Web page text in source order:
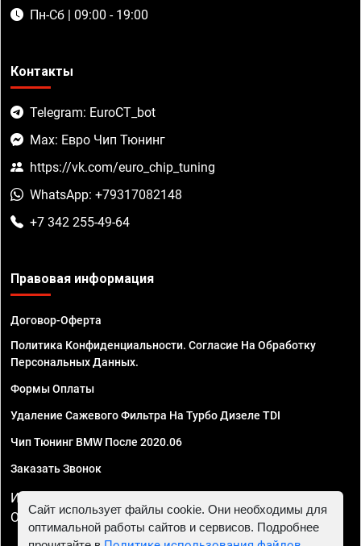
Пн-Сб | 09:00 - 19:00
Контакты
Telegram: EuroCT_bot
Max: Евро Чип Тюнинг
https://vk.com/euro_chip_tuning
WhatsApp: +79317082148
+7 342 255-49-64
Правовая информация
Договор-Оферта
Политика Конфиденциальности. Согласие На Обработку
Персональных Данных.
Формы Оплаты
Удаление Сажевого Фильтра На Турбо Дизеле TDI
Чип Тюнинг BMW После 2020.06
Заказать Звонок
ИП Смирнов Георгий Павлович. ИНН 781302555843,
ОГРНИП 324470400032610
Сайт использует файлы cookie. Они необходимы для
оптимальной работы сайтов и сервисов. Подробнее